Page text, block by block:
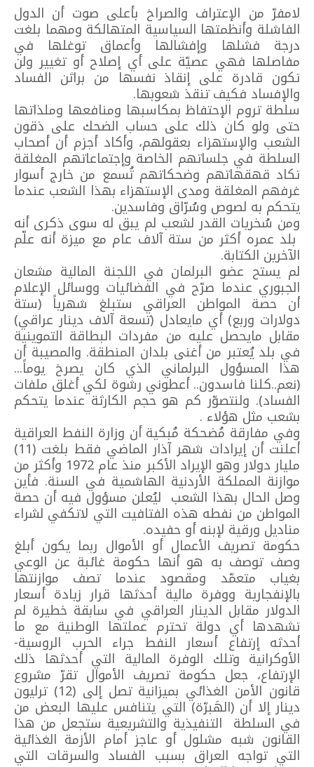
لامفرّ من الإعتراف والصراخ بأعلى صوت أن الدول
الفاشلة وأنظمتها السياسية المتهالكة ومهما بلغت
درجة فشلها وإفشالها وأعماق توغلها في
مفاصلها فهي عصيّة على أي إصلاح أو تغيير ولن
تكون قادرة على إنقاذ نفسها من براثن الفساد
والإفساد فكيف تنقذ شعوبها.
سلطة تروم الإحتفاظ بمكاسبها ومنافعها وملذاتها
حتى ولو كان ذلك على حساب الضحك على ذقون
الشعب والإستهزاء بعقولهم، وأكاد أجزم أن أصحاب
السلطة في جلساتهم الخاصة وإجتماعاتهم المغلقة
تكاد قهقهاتهم وضحكاتهم تُسمع من خارج أسوار
غرفهم المغلقة ومدى الإستهزاء بهذا الشعب عندما
يتحكم به لصوص وسُرّاق وفاسدين.
ومن سُخريات القدر لشعب لم يبق له سوى ذكرى أنه
بلد عمره أكثر من ستة آلاف عام مع ميزة أنه علّم
الآخرين الكتابة.
لم يستح عضو البرلمان في اللجنة المالية مشعان
الجبوري عندما صرّح في الفضائيات ووسائل الإعلام
أن حصة المواطن العراقي ستبلغ شهرياً (ستة
دولارات وربع) أي مايعادل (تسعة آلاف دينار عراقي)
مقابل مايحصل عليه من مفردات البطاقة التموينية
في بلد يُعتبر من أغنى بلدان المنطقة. والمصيبة أن
هذا المسؤول البرلماني الذي كان يصرخ يوماً...
(نعم..كلنا فاسدون.. أعطوني رشوة لكي أغلق ملفات
الفساد). ولنتصوّر كم هو حجم الكارثة عندما يتحكم
بشعب مثل هؤلاء .
وفي مفارقة مُضحكة مُبكية أن وزارة النفط العراقية
أعلنت أن إيرادات شهر آذار الماضي فقط بلغت (11)
مليار دولار وهو الإيراد الأكبر منذ عام 1972 وأكثر من
موازنة المملكة الأردنية الهاشمية في السنة. فأين
وصل الحال بهذا الشعب ليُعلن مسؤول فيه أن حصة
المواطن من نفطه هذه الفتافيت التي لاتكفي لشراء
مناديل ورقية لإبنه أو حفيده.
حكومة تصريف الأعمال أو الأموال ربما يكون أبلغ
وصف توصف به هو أنها حكومة غائبة عن الوعي
بغياب متعمّد ومقصود عندما تصف موازنتها
بالإنفجارية ووفرة مالية أحدثها قرار زيادة أسعار
الدولار مقابل الدينار العراقي في سابقة خطيرة لم
تشهدها أي دولة تحترم عملتها الوطنية مع ما
أحدثه إرتفاع أسعار النفط جراء الحرب الروسية-
الأوكرانية وتلك الوفرة المالية التي أحدثها ذلك
الإرتفاع، جعل حكومة تصريف الأموال تقرّ مشروع
قانون الأمن الغذائي بميزانية تصل إلى (12) ترليون
دينار إلا أن (الهَبرّة) التي يتنافس عليها البعض من
في السلطة التنفيذية والتشريعية ستجعل من هذا
القانون شبه مشلول أو عاجز أمام الأزمة الغذائية
التي تواجه العراق بسبب الفساد والسرقات التي